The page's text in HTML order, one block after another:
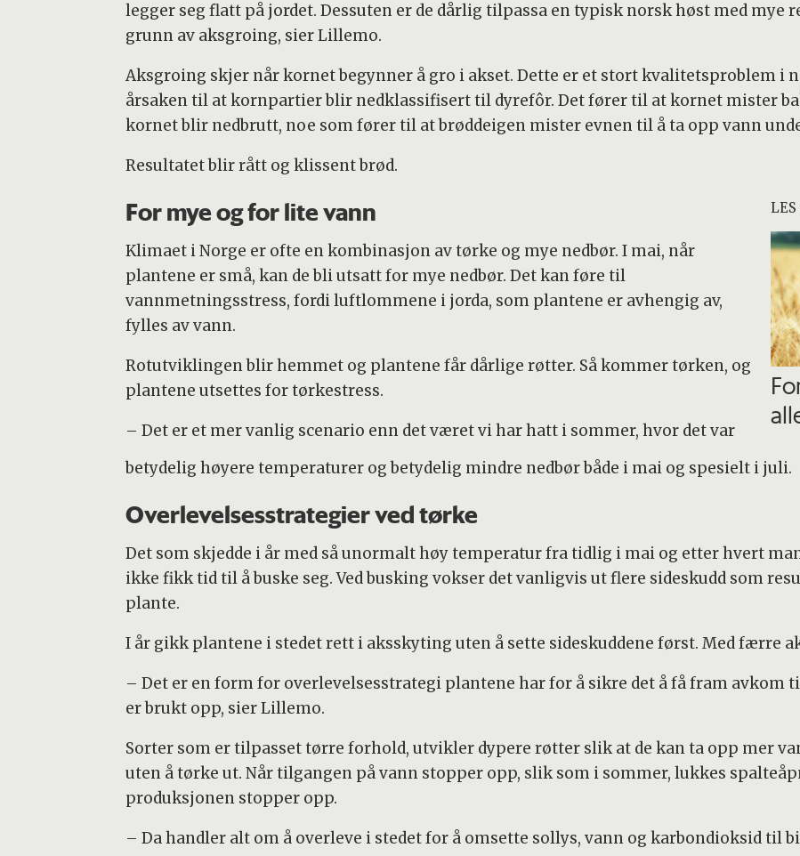
legger seg flatt på jordet. Dessuten er de dårlig tilpassa en typisk norsk høst med mye
grunn av aksgroing, sier Lillemo.
Aksgroing skjer når kornet begynner å gro i akset. Dette er et stort kvalitetsproblem i
årsaken til at kornpartier blir nedklassifisert til dyrefôr. Det fører til at kornet mister
kornet blir nedbrutt, noe som fører til at brøddeigen mister evnen til å ta opp vann
Resultatet blir rått og klissent brød.
LES
For mye og for lite vann
Klimaet i Norge er ofte en kombinasjon av tørke og mye nedbør. I mai, når
plantene er små, kan de bli utsatt for mye nedbør. Det kan føre til
vannmetningsstress, fordi luftlommene i jorda, som plantene er avhengig av,
fylles av vann.
Rotutviklingen blir hemmet og plantene får dårlige røtter. Så kommer tørken, og
plantene utsettes for tørkestress.
– Det er et mer vanlig scenario enn det været vi har hatt i sommer, hvor det var
betydelig høyere temperaturer og betydelig mindre nedbør både i mai og spesielt i juli.
Overlevelsesstrategier ved tørke
Det som skjedde i år med så unormalt høy temperatur fra tidlig i mai og etter hvert
ikke fikk tid til å buske seg. Ved busking vokser det vanligvis ut flere sideskudd som
plante.
I år gikk plantene i stedet rett i aksskyting uten å sette sideskuddene først. Med færre
– Det er en form for overlevelsesstrategi plantene har for å sikre det å få fram avkom
er brukt opp, sier Lillemo.
Sorter som er tilpasset tørre forhold, utvikler dypere røtter slik at de kan ta opp mer
uten å tørke ut. Når tilgangen på vann stopper opp, slik som i sommer, lukkes
produksjonen stopper opp.
– Da handler alt om å overleve i stedet for å omsette sollys, vann og karbondioksid til